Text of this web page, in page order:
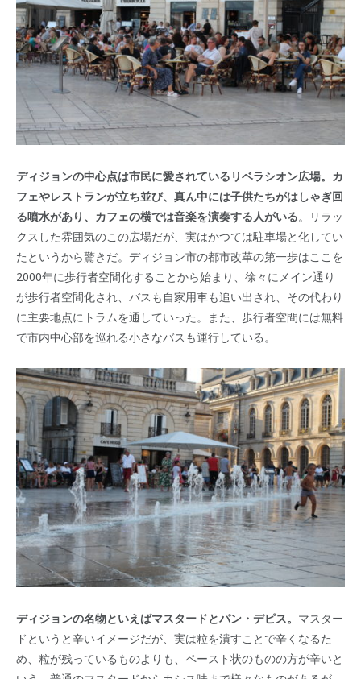
ディジョンの中心点は市民に愛されているリベラシオン広場。カ
フェやレストランが立ち並び、真ん中には子供たちがはしゃぎ回
る噴水があり、カフェの横では音楽を演奏する人がいる。リラッ
クスした雰囲気のこの広場だが、実はかつては駐車場と化してい
たというから驚きだ。ディジョン市の都市改革の第一歩はここを
2000年に歩行者空間化することから始まり、徐々にメイン通り
が歩行者空間化され、バスも自家用車も追い出され、その代わり
に主要地点にトラムを通していった。また、歩行者空間には無料
で市内中心部を巡れる小さなバスも運行している。
ディジョンの名物といえばマスタードとパン・デピス。 マスター
ドというと辛いイメージだが、実は粒を潰すことで辛くなるた
め、粒が残っているものよりも、ペースト状のものの方が辛いと